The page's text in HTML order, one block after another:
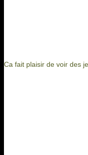
Ca fait plaisir de voir des